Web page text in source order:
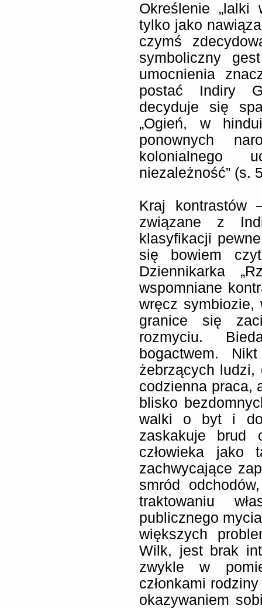
Określenie „lalki
tylko jako
czymś
symboliczny
umocnienia
postać Indiry
decyduje się
„Ogień, w
ponownych
kolonialnego
niezależność” (s.
Kraj kontrastów
związane z
klasyfikacji
się bowiem
Dziennikarka
wspomniane
wręcz symbiozie,
granice się
rozmyciu.
bogactwem.
żebrzących
codzienna praca,
blisko
walki o byt i do
zaskakuje brud
człowieka jako
zachwycające
smród
traktowaniu
publicznego
większych
Wilk, jest brak
zwykle w
członkami
okazywaniem